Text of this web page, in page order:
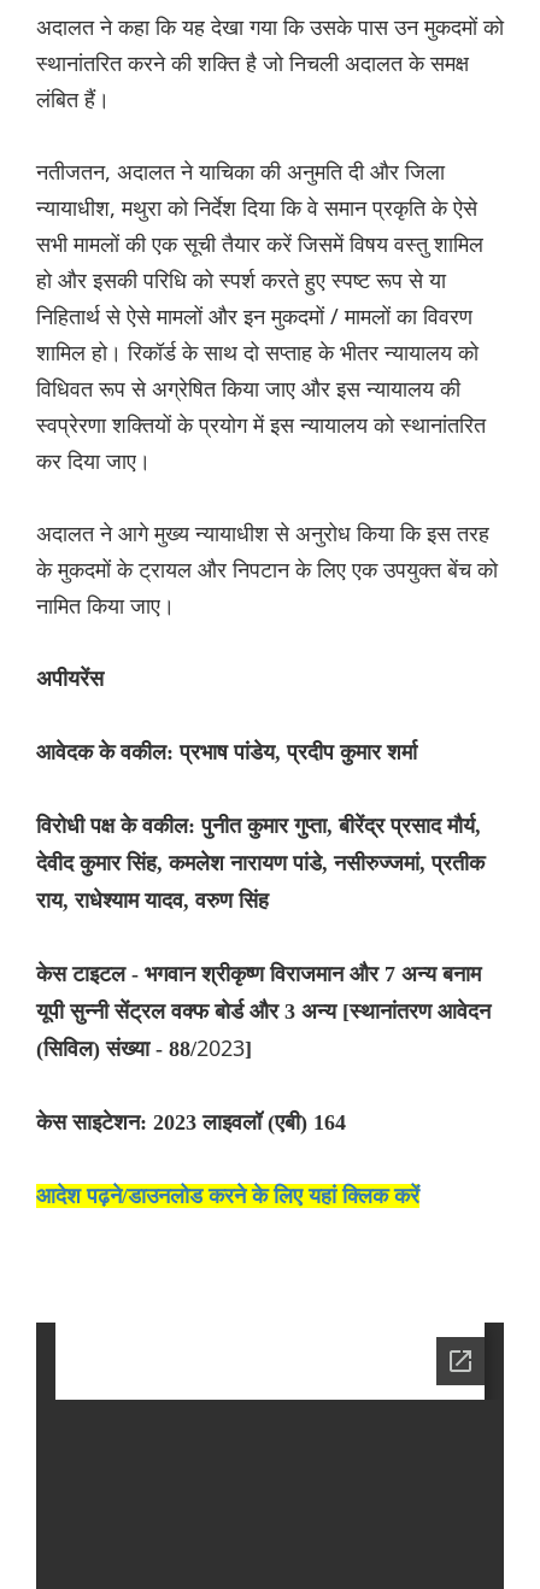
अदालत ने कहा कि यह देखा गया कि उसके पास उन मुकदमों को
स्थानांतरित करने की शक्ति है जो निचली अदालत के समक्ष
लंबित हैं।
नतीजतन, अदालत ने याचिका की अनुमति दी और जिला
न्यायाधीश, मथुरा को निर्देश दिया कि वे समान प्रकृति के ऐसे
सभी मामलों की एक सूची तैयार करें जिसमें विषय वस्तु शामिल
हो और इसकी परिधि को स्पर्श करते हुए स्पष्ट रूप से या
निहितार्थ से ऐसे मामलों और इन मुकदमों / मामलों का विवरण
शामिल हो। रिकॉर्ड के साथ दो सप्ताह के भीतर न्यायालय को
विधिवत रूप से अग्रेषित किया जाए और इस न्यायालय की
स्वप्रेरणा शक्तियों के प्रयोग में इस न्यायालय को स्थानांतरित
कर दिया जाए।
अदालत ने आगे मुख्य न्यायाधीश से अनुरोध किया कि इस तरह
के मुकदमों के ट्रायल और निपटान के लिए एक उपयुक्त बेंच को
नामित किया जाए।
अपीयरेंस
आवेदक के वकील: प्रभाष पांडेय, प्रदीप कुमार शर्मा
विरोधी पक्ष के वकील: पुनीत कुमार गुप्ता, बीरेंद्र प्रसाद मौर्य,
देवीद कुमार सिंह, कमलेश नारायण पांडे, नसीरुज्जमां, प्रतीक
राय, राधेश्याम यादव, वरुण सिंह
केस टाइटल - भगवान श्रीकृष्ण विराजमान और 7 अन्य बनाम
यूपी सुन्नी सेंट्रल वक्फ बोर्ड और 3 अन्य [स्थानांतरण आवेदन
(सिविल) संख्या - 88/2023]
केस साइटेशन: 2023 लाइवलॉ (एबी) 164
आदेश पढ़ने/डाउनलोड करने के लिए यहां क्लिक करें